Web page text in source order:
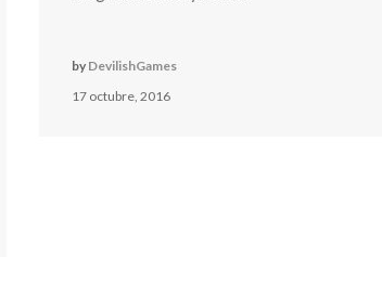
17 octubre, 2016
by DevilishGames